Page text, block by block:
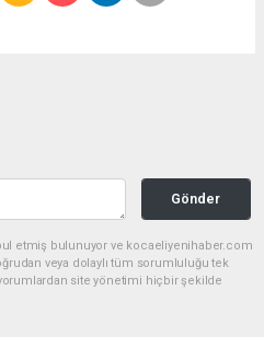
Gönder
etmiş bulunuyor ve kocaeliyenihaber.com
veya dolaylı tüm sorumluluğu tek
site yönetimi hiçbir şekilde